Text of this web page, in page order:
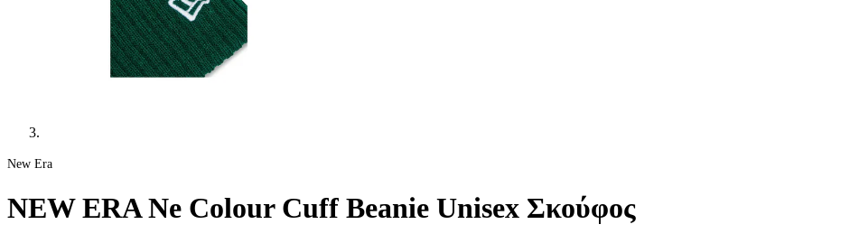
New Era
NEW ERA Ne Colour Cuff Beanie Unisex Σκούφος